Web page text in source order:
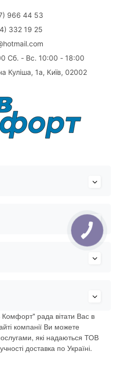
966 44 53
332 19 25
Сб. - Вс. 10:00 - 18:00
Куліша, 1а, Київ, 02002
Комфорт" рада вітати Вас в
компанії Ви можете
які надаються ТОВ
доставка по Україні.